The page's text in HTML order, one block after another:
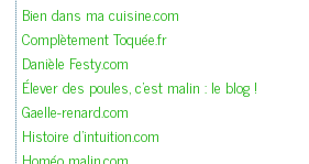
Bien dans ma cuisine.com
Complètement Toquée.fr
Danièle Festy.com
Élever des poules, c'est malin : le blog !
Gaelle-renard.com
Histoire d'intuition.com